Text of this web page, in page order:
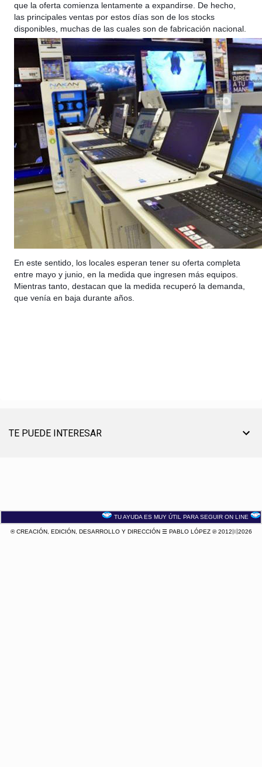
que la oferta comienza lentamente a expandirse. De hecho,
las principales ventas por estos días son de los stocks
disponibles, muchas de las cuales son de fabricación nacional.
En este sentido, los locales esperan tener su oferta completa
entre mayo y junio, en la medida que ingresen más equipos.
Mientras tanto, destacan que la medida recuperó la demanda,
que venía en baja durante años.
TE PUEDE INTERESAR
TU AYUDA ES MUY ÚTIL PARA SEGUIR ON LINE
® CREACIÓN, EDICIÓN, DESARROLLO Y DIRECCIÓN ☰ PABLO LÓPEZ ℗ 2012〣2026